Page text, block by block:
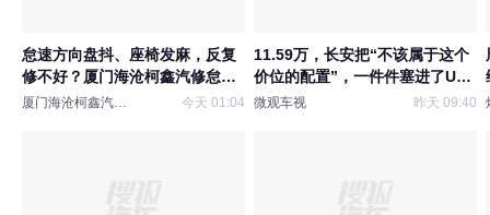
怠速方向盘抖、座椅发麻，反复
修不好？厦门海沧柯鑫汽修怠速
抖动维修避坑指南
厦门海沧柯鑫汽车维修 今天 01:04
11.59万，长安把“不该属于这个
价位的配置”，一件件塞进了UNI-
Z
微观车视 昨天 09:40